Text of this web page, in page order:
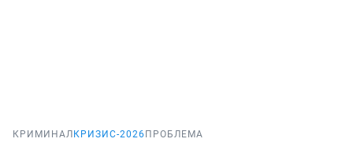
КРИМИНАЛ КРИЗИС-2026 ПРОБЛЕМА